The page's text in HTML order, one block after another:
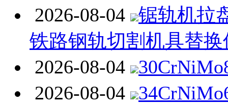
2026-08-04
锯轨机拉
铁路钢轨切割机具替换
2026-08-04
2026-08-04